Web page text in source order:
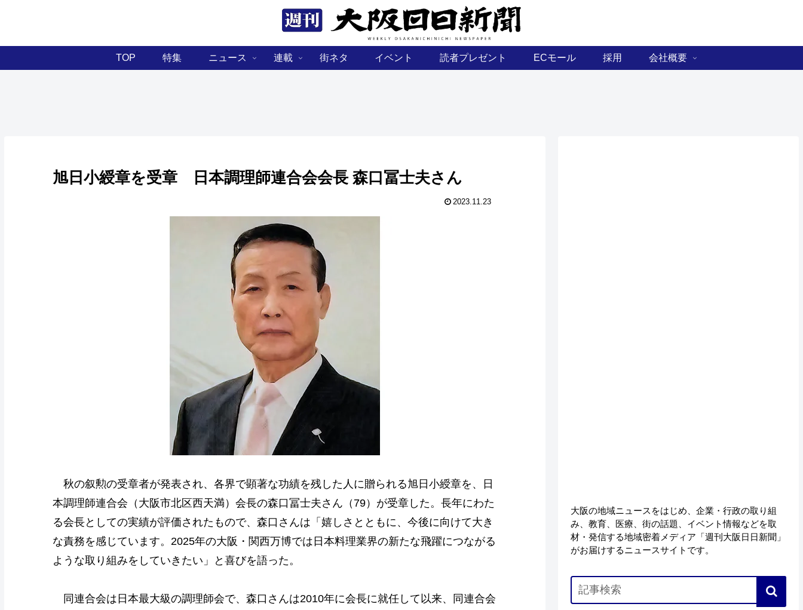
TOP 特集 ニュース 連載 街ネタ イベント 読者プレゼント ECモール 採用 会社概要
旭日小綬章を受章 日本調理師連合会会長 森口冨士夫さん
2023.11.23
秋の叙勲の受章者が発表され、各界で顕著な功績を残した人に贈られる旭日小綬章を、日
本調理師連合会（大阪市北区西天満）会長の森口冨士夫さん（79）が受章した。長年にわた
る会長としての実績が評価されたもので、森口さんは「嬉しさとともに、今後に向けて大き
な責務を感じています。2025年の大阪・関西万博では日本料理業界の新たな飛躍につながる
ような取り組みをしていきたい」と喜びを語った。
同連合会は日本最大級の調理師会で、森口さんは2010年に会長に就任して以来、同連合会
大阪の地域ニュースをはじめ、企業・行政の取り組
み、教育、医療、街の話題、イベント情報などを取
材・発信する地域密着メディア「週刊大阪日日新聞」
がお届けするニュースサイトです。